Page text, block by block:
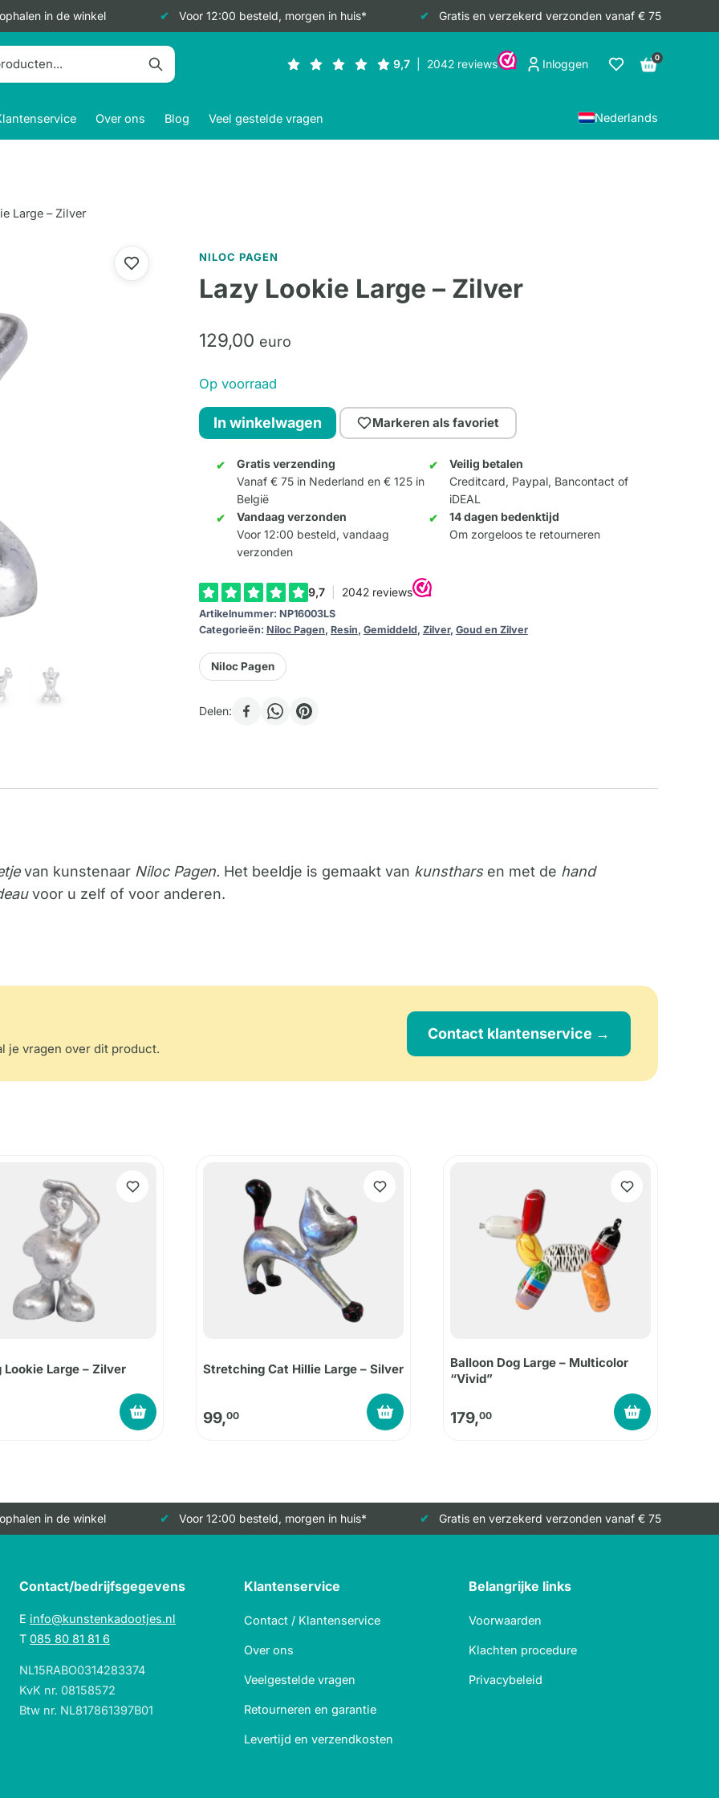
in de winkel Voor 12:00 besteld, morgen in huis* Gratis en verzekerd verzonden vanaf € 75
Inloggen 0
Over ons Blog Veel gestelde vragen Nederlands
Large – Zilver
NILOC PAGEN
Lazy Lookie Large – Zilver
129,00 euro
Op voorraad
Lazy
Lookie
Large
aantal
In winkelwagen Markeren als favoriet
Gratis verzending
Vanaf € 75 in Nederland en € 125 in
België
Veilig betalen
Creditcard, Paypal, Bancontact of
iDEAL
Vandaag verzonden
Voor 12:00 besteld, vandaag
verzonden
14 dagen bedenktijd
Om zorgeloos te retourneren
Artikelnummer: NP16003LS
Categorieën: Niloc Pagen, Resin, Gemiddeld, Zilver, Goud en Zilver
Niloc Pagen
Delen:
van kunstenaar Niloc Pagen. Het beeldje is gemaakt van kunsthars en met de hand
voor u zelf of voor anderen.
je vragen over dit product.
Contact klantenservice →
Lookie Large – Zilver Stretching Cat Hillie Large – Silver
99,00
Balloon Dog Large – Multicolor
“Vivid”
179,00
in de winkel Voor 12:00 besteld, morgen in huis* Gratis en verzekerd verzonden vanaf € 75
Contact/bedrijfsgegevens
E info@kunstenkadootjes.nl
T 085 80 81 81 6
NL15RABO0314283374
KvK nr. 08158572
Btw nr. NL817861397B01
Klantenservice
Contact / Klantenservice
Over ons
Veelgestelde vragen
Retourneren en garantie
Levertijd en verzendkosten
Belangrijke links
Voorwaarden
Klachten procedure
Privacybeleid